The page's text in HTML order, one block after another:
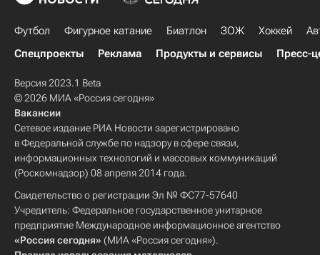
Футбол Фигурное катание Биатлон ЗОЖ Хоккей
Спецпроекты
Реклама Продукты и сервисы Пресс-
Версия 2023.1 Beta
© 2026 МИА «Россия сегодня»
Вакансии
Сетевое издание РИА Новости зарегистрировано
в Федеральной службе по надзору в сфере связи,
информационных технологий и массовых коммуникаций
(Роскомнадзор) 08 апреля 2014 года.
Свидетельство о регистрации Эл № ФС77-57640
Учредитель: Федеральное государственное унитарное
предприятие Международное информационное агентство
«Россия сегодня» (МИА «Россия сегодня»).